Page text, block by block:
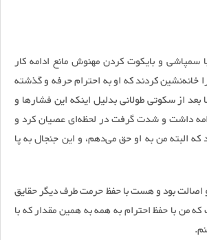
سمپاشی و بایکوت کردن مهنوش مانع ادامه کار
خانه‌نشین کردند که او به احترام حرفه و گذشته
از سکوتی طولانی بدلیل اینکه این فشارها و
داشت و شدت گرفت در لحظه‌ای عصیان کرد و
که البته من به او حق می‌دهم، و این جنجال به پا
اصالت بود و هست با حفظ حرمت طرف دیگر حقایق
من با حفظ احترام به همه به همین مقدار که با